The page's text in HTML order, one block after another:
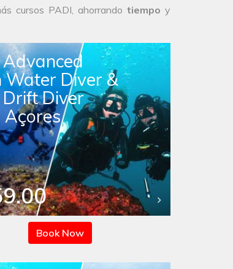
cursos PADI, ahorrando tiempoy
Water Diver &
Drift Diver
Açores
Book Now